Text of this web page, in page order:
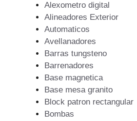
Alexometro digital
Alineadores Exterior
Automaticos
Avellanadores
Barras tungsteno
Barrenadores
Base magnetica
Base mesa granito
Block patron rectangular
Bombas